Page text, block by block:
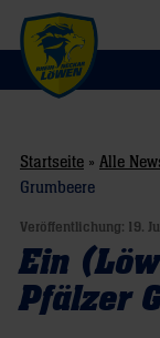
Startseite » Alle
Grumbeere
Veröffentlichung: 19.
Ein
Pfälzer